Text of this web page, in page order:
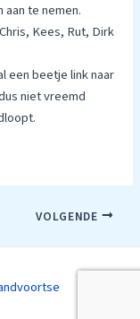
te nemen.
Kees, Rut, Dirk
een beetje link naar
niet vreemd
VOLGENDE